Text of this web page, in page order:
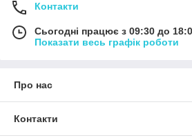
Контакти
Сьогодні працює з 09:30 до
Показати весь графік роботи
Про нас
Контакти